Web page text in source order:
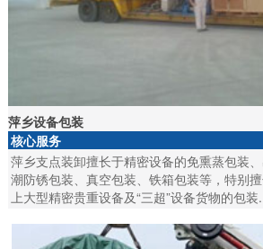
萍乡设备包装
核心服务
萍乡支点装卸擅长于精密设备的免熏蒸包装
潮防锈包装、真空包装、铁箱包装等，特别
上大型精密贵重设备及“三超”设备货物的包装